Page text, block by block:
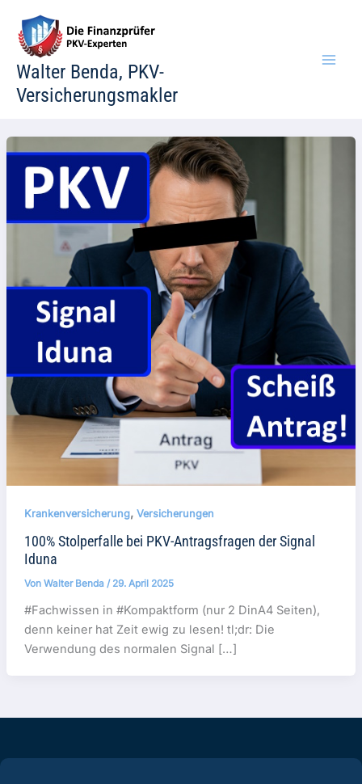
Inhalt
springen
Walter Benda, PKV-
Versicherungsmakler
Krankenversicherung, Versicherungen
100% Stolperfalle bei PKV-Antragsfragen der Signal
Iduna
Von Walter Benda / 29. April 2025
#Fachwissen in #Kompaktform (nur 2 DinA4 Seiten),
denn keiner hat Zeit ewig zu lesen! tl;dr: Die
Verwendung des normalen Signal […]